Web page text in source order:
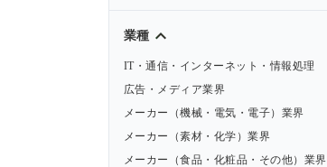
業種
IT・通信・インターネット・情報処理
広告・メディア業界
メーカー（機械・電気・電子）業界
メーカー（素材・化学）業界
メーカー（食品・化粧品・その他）業界